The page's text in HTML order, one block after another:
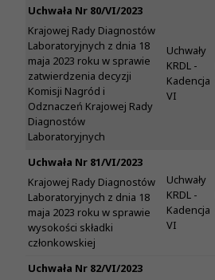
Uchwała Nr 80/VI/2023
Krajowej Rady Diagnostów
Laboratoryjnych z dnia 18
maja 2023 roku w sprawie
zatwierdzenia decyzji
Komisji Nagród i
Odznaczeń Krajowej Rady
Diagnostów
Laboratoryjnych
Uchwały
KRDL -
Kadencja
VI
Uchwała Nr 81/VI/2023
Krajowej Rady Diagnostów
Laboratoryjnych z dnia 18
maja 2023 roku w sprawie
wysokości składki
członkowskiej
Uchwały
KRDL -
Kadencja
VI
Uchwała Nr 82/VI/2023